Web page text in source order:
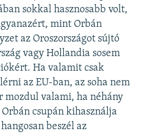
sokkal hasznosabb volt,
mint Orbán
az Oroszországot sújtó
vagy Hollandia sosem
Ha valamit csak
az EU-ban, az soha nem
mozdul valami, ha néhány
csupán kihasználja
beszél az